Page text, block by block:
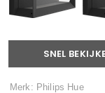
SNEL
Merk: Philips Hue